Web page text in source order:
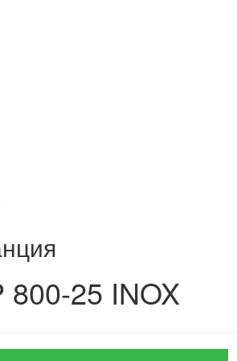
800-25 INOX